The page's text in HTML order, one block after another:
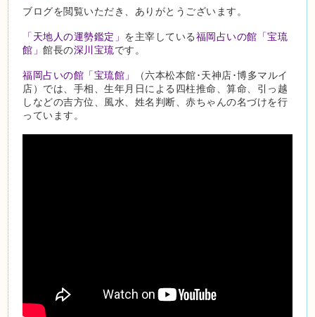
ブログを閲覧いただき、ありがとうございます。
「天地人の運勢鑑定」 を主宰している福岡占いの館「宝琉
館」館長の深川宝琉です。
福岡占いの館「宝琉館」
（六本松本館･天神店･博多マルイ
店）では、手相、生年月日による四柱推命、算命、引っ越
しなどの吉方位、風水、姓名判断、赤ちゃんの名づけを行
っています。